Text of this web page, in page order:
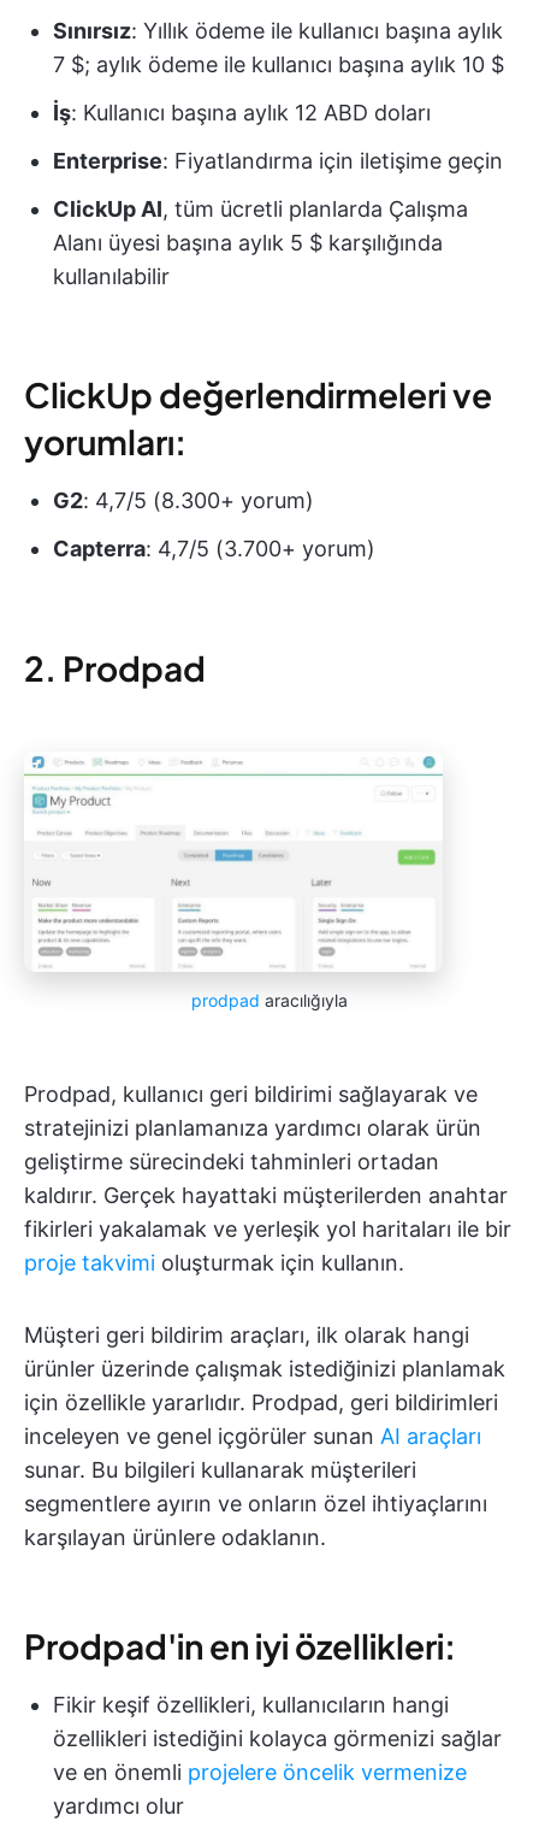
Sınırsız: Yıllık ödeme ile kullanıcı başına aylık
7 $; aylık ödeme ile kullanıcı başına aylık 10 $
İş: Kullanıcı başına aylık 12 ABD doları
Enterprise: Fiyatlandırma için iletişime geçin
ClickUp AI, tüm ücretli planlarda Çalışma
Alanı üyesi başına aylık 5 $ karşılığında
kullanılabilir
ClickUp değerlendirmeleri ve
yorumları:
G2: 4,7/5 (8.300+ yorum)
Capterra: 4,7/5 (3.700+ yorum)
2. Prodpad
prodpad aracılığıyla
Prodpad, kullanıcı geri bildirimi sağlayarak ve
stratejinizi planlamanıza yardımcı olarak ürün
geliştirme sürecindeki tahminleri ortadan
kaldırır. Gerçek hayattaki müşterilerden anahtar
fikirleri yakalamak ve yerleşik yol haritaları ile bir
proje takvimi oluşturmak için kullanın.
Müşteri geri bildirim araçları, ilk olarak hangi
ürünler üzerinde çalışmak istediğinizi planlamak
için özellikle yararlıdır. Prodpad, geri bildirimleri
inceleyen ve genel içgörüler sunan AI araçları
sunar. Bu bilgileri kullanarak müşterileri
segmentlere ayırın ve onların özel ihtiyaçlarını
karşılayan ürünlere odaklanın.
Prodpad'in en iyi özellikleri:
Fikir keşif özellikleri, kullanıcıların hangi
özellikleri istediğini kolayca görmenizi sağlar
ve en önemli projelere öncelik vermenize
yardımcı olur